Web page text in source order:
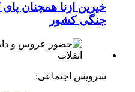
خیرین ازنا همچنان
جنگی کشور
سرویس اجتماعی: